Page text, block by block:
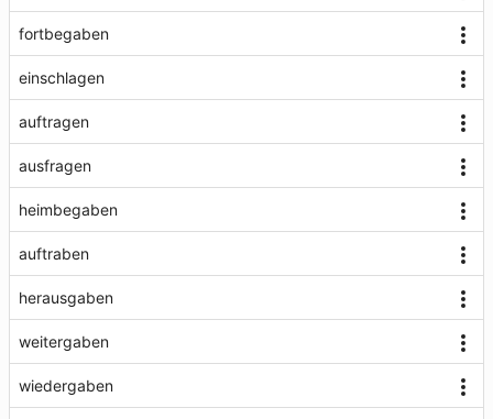
fortbegaben
einschlagen
auftragen
ausfragen
heimbegaben
auftraben
herausgaben
weitergaben
wiedergaben